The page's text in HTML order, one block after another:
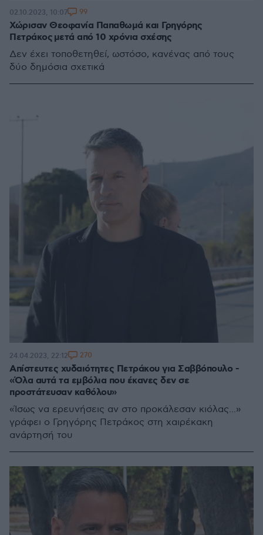
Χώρισαν Θεοφανία Παπαθωμά και Γρηγόρης
Πετράκος μετά από 10 χρόνια σχέσης
Δεν έχει τοποθετηθεί, ωστόσο, κανένας από τους
δύο δημόσια σχετικά
02.10.2023, 10:07 99
Απίστευτες χυδαιότητες Πετράκου για Σαββόπουλο -
«Όλα αυτά τα εμβόλια που έκανες δεν σε
προστάτευσαν καθόλου»
«Ίσως να ερευνήσεις αν στο προκάλεσαν κιόλας...»
γράφει ο Γρηγόρης Πετράκος στη χαιρέκακη
ανάρτησή του
24.04.2023, 22:12 270